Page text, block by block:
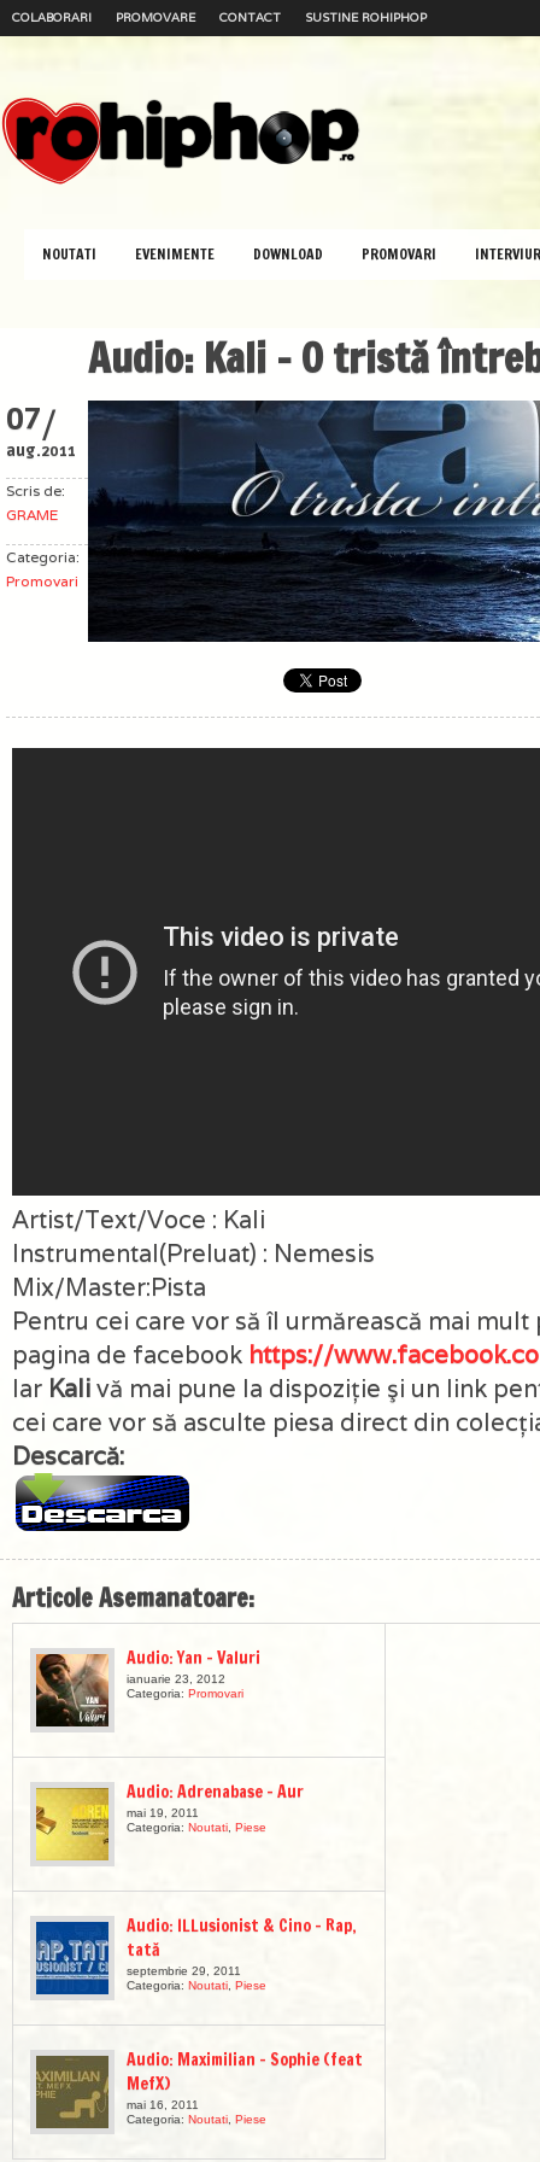
COLABORARI PROMOVARE CONTACT SUSTINE ROHIPHOP
NOUTATI EVENIMENTE DOWNLOAD PROMOVARI
Audio: Kali – O tristă
07/
aug.2011
Scris de:
GRAME
Categoria:
Promovari
Artist/Text/Voce : Kali
Instrumental(Preluat) : Nemesis
Mix/Master:Pista
Pentru cei care vor să îl urmărească mai
pagina de facebook https://
Iar Kalivă mai pune la dispoziţie şi un link
cei care vor să asculte piesa direct din
Descarcă:
Articole Asemanatoare:
Audio: Yan – Valuri
ianuarie 23, 2012
Categoria: Promovari
Audio: Adrenabase – Aur
mai 19, 2011
Categoria: Noutati Piese
Audio: ILLusionist & Cino – Rap,
tată
septembrie 29, 2011
Categoria: Noutati Piese
Audio: Maximilian – Sophie (feat
MefX)
mai 16, 2011
Categoria: Noutati Piese